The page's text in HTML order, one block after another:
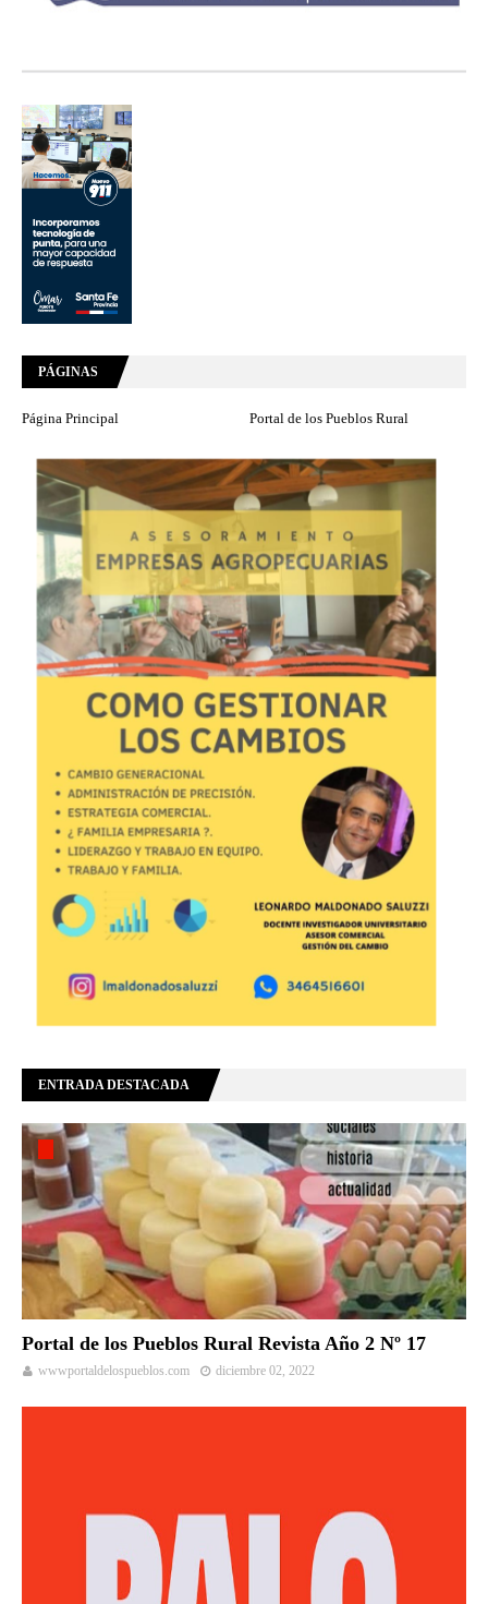
PÁGINAS
Página Principal Portal de los Pueblos Rural
ENTRADA DESTACADA
Portal de los Pueblos Rural Revista Año 2 Nº 17
wwwportaldelospueblos.com diciembre 02, 2022